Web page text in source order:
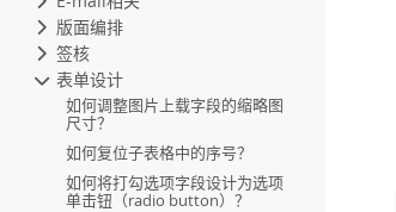
版面编排
签核
表单设计
如何调整图片上载字段的缩略图
尺寸？
如何复位子表格中的序号？
如何将打勾选项字段设计为选项
单击钮（radio button）？